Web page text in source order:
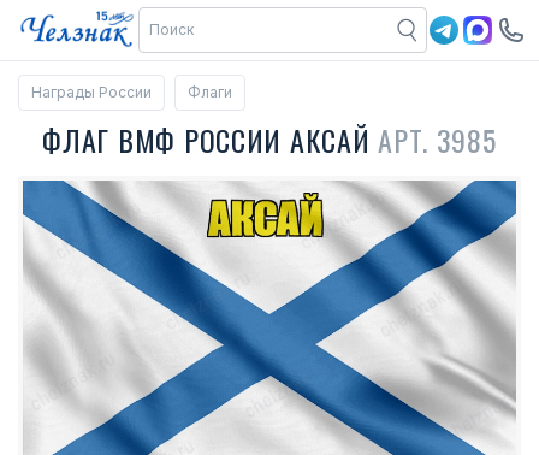
Награды России Флаги
ФЛАГ ВМФ РОССИИ АКСАЙАРТ. 3985